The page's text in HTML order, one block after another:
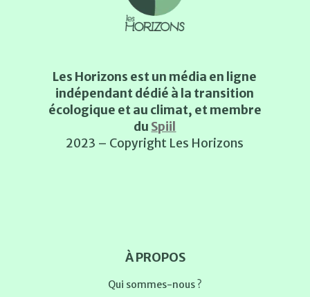
Les Horizons est un média en ligne
indépendant dédié à la transition
écologique et au climat, et membre
du Spiil
2023 – Copyright Les Horizons
À PROPOS
Qui sommes-nous ?